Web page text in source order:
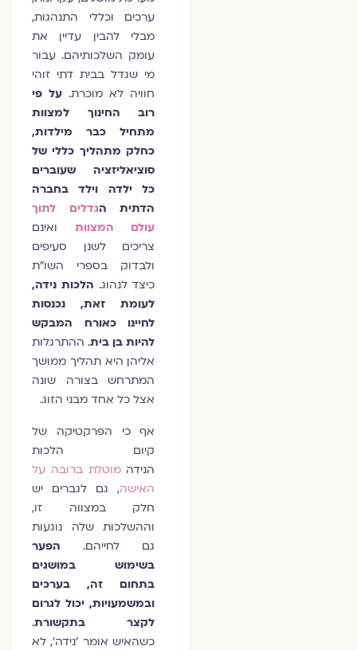
ערכים וכללי התנהגות,
מבלי להבין עדיין את
עומק השלכותיהם. עבור
מי שגדל בבית דתי זוהי
חוויה לא מוכרת.על פי
רוב החינוך למצוות
מתחיל כבר מילדות,
כחלק מתהליך כללי של
סוציאליזציה שעוברים
כל ילדה וילד בחברה
הדתית ה גדלים לתוך
עולם המצוותואינם
צריכים לשנן סעיפים
ולבדוק בספרי השו"ת
כיצד לנהוג.הלכות נידה,
לעומת זאת, נכנסות
לחיינו כאורח המבקש
להיות בן בית. ההתרגלות
אליהן היא תהליך ממושך
המתרחש בצורה שונה
אצל כל אחד מבני הזוג.
אף כי הפרקטיקה של
קיום הלכות
הנידהמוטלת ברובה על
האישה, גם לגברים יש
חלק במצווה זו,
וההשלכות שלה נוגעות
גם לחייהם.
הפער
בשימוש במושגים
בתחום זה, בערכים
ובמשמעויות, יכול לגרום
לקצר בתקשורת.
כשהאיש אומר 'נידה', לא